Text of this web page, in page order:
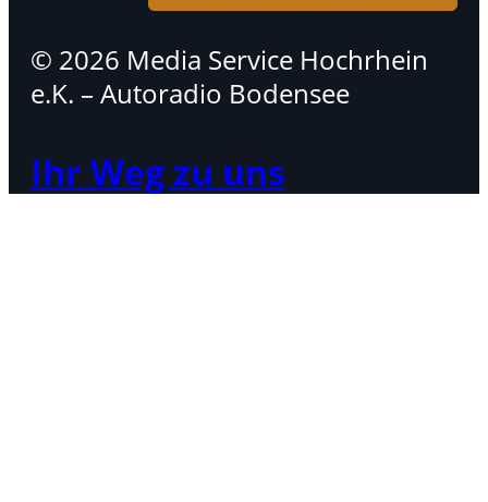
© 2026 Media Service Hochrhein
e.K. – Autoradio Bodensee
Ihr Weg zu uns